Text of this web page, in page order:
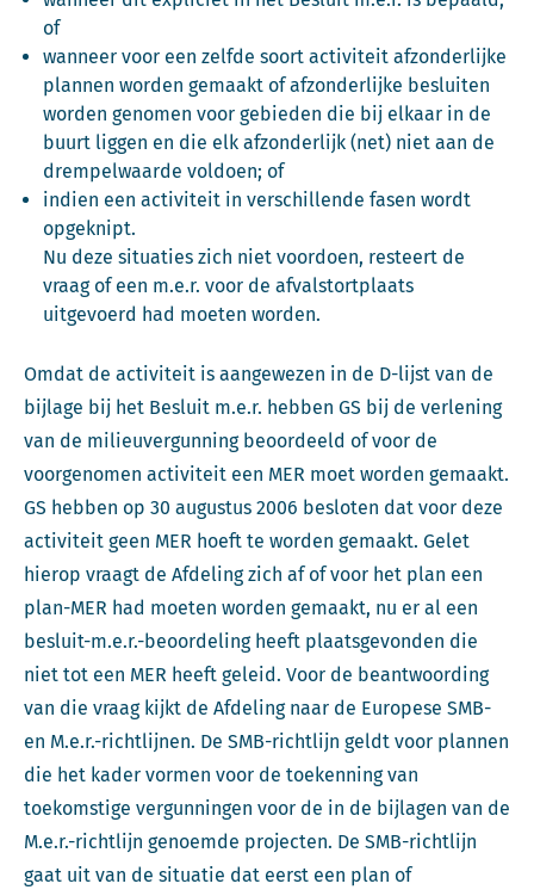
of
wanneer voor een zelfde soort activiteit afzonderlijke
plannen worden gemaakt of afzonderlijke besluiten
worden genomen voor gebieden die bij elkaar in de
buurt liggen en die elk afzonderlijk (net) niet aan de
drempelwaarde voldoen; of
indien een activiteit in verschillende fasen wordt
opgeknipt.
Nu deze situaties zich niet voordoen, resteert de
vraag of een m.e.r. voor de afvalstortplaats
uitgevoerd had moeten worden.
Omdat de activiteit is aangewezen in de D-lijst van de
bijlage bij het Besluit m.e.r. hebben GS bij de verlening
van de milieuvergunning beoordeeld of voor de
voorgenomen activiteit een MER moet worden gemaakt.
GS hebben op 30 augustus 2006 besloten dat voor deze
activiteit geen MER hoeft te worden gemaakt. Gelet
hierop vraagt de Afdeling zich af of voor het plan een
plan-MER had moeten worden gemaakt, nu er al een
besluit-m.e.r.-beoordeling heeft plaatsgevonden die
niet tot een MER heeft geleid. Voor de beantwoording
van die vraag kijkt de Afdeling naar de Europese SMB-
en M.e.r.-richtlijnen. De SMB-richtlijn geldt voor plannen
die het kader vormen voor de toekenning van
toekomstige vergunningen voor de in de bijlagen van de
M.e.r.-richtlijn genoemde projecten. De SMB-richtlijn
gaat uit van de situatie dat eerst een plan of